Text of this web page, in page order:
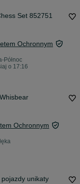
Set 852751
Ochronnym
Północ
o 17:16
Ochronnym
pojazdy unikaty